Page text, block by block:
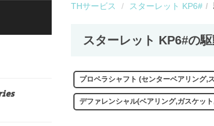
THサービス スターレット KP6#
スターレット KP6#の
プロペラシャフト (センターベアリング,
デファレンシャル(ベアリング,ガスケッ